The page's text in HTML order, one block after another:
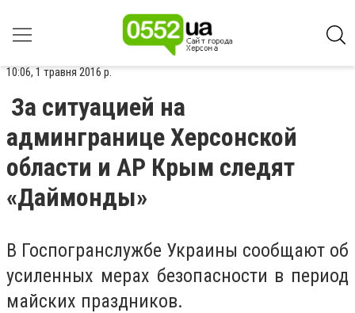
10:06, 1 травня 2016 р.
За ситуацией на
админгранице Херсонской
области и АР Крым следят
«Даймонды»
В Госпогранслужбе Украины сообщают об
усиленных мерах безопасности в период
майских праздников.